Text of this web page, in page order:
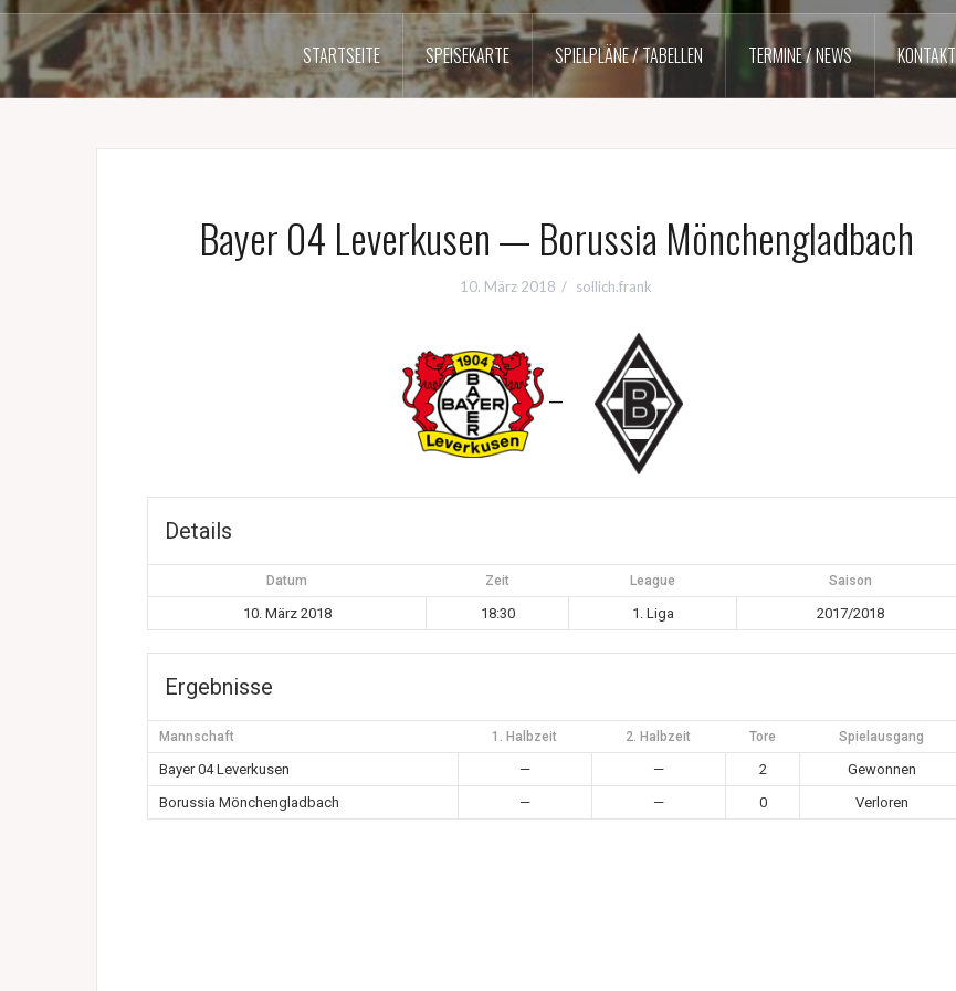
STARTSEITE SPEISEKARTE SPIELPLÄNE / TABELLEN TERMINE / NEWS KONTAKT
Bayer 04 Leverkusen — Borussia Mönchengladbach
10. März 2018 sollich.frank
—
Details
Datum Zeit League Saison
10. März 2018 18:30 1. Liga 2017/2018
Ergebnisse
Mannschaft 1. Halbzeit 2. Halbzeit Tore Spielausgang
Bayer 04 Leverkusen — — 2
Gewonnen
Borussia Mönchengladbach
— — 0 Verloren